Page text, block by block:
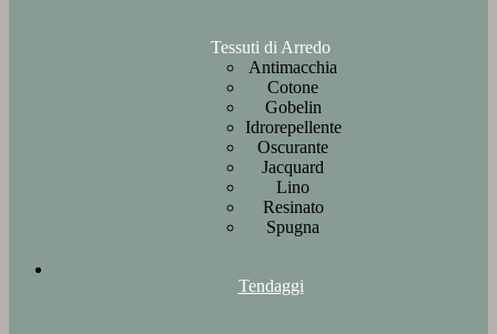
Tessuti di Arredo
Antimacchia
Cotone
Gobelin
Idrorepellente
Oscurante
Jacquard
Lino
Resinato
Spugna
Tendaggi